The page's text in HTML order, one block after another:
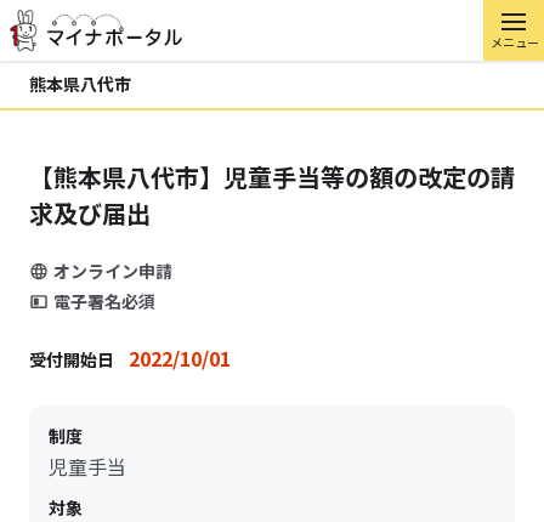
メニュー
熊本県八代市
【熊本県八代市】児童手当等の額の改定の請
求及び届出
オンライン申請
電子署名必須
受付開始日 2022/10/01
制度
児童手当
対象